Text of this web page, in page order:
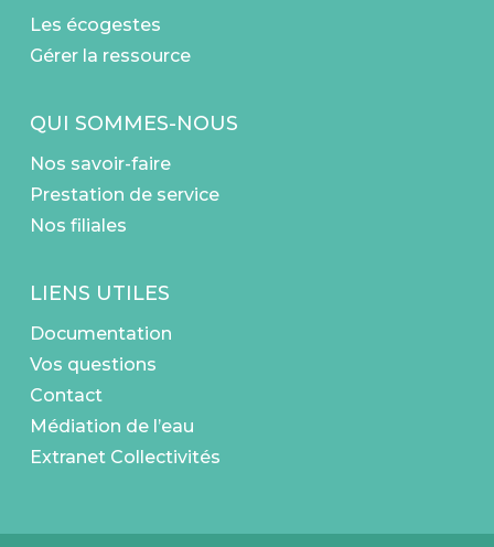
Les écogestes
Gérer la ressource
QUI SOMMES-NOUS
Nos savoir-faire
Prestation de service
Nos filiales
LIENS UTILES
Documentation
Vos questions
Contact
Médiation de l’eau
Extranet Collectivités